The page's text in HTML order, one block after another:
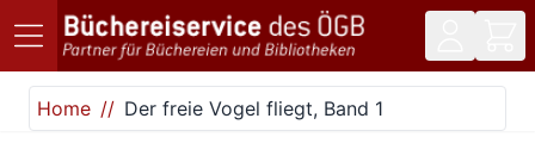
Direkt zum Inhalt
Home
Der freie Vogel fliegt, Band 1